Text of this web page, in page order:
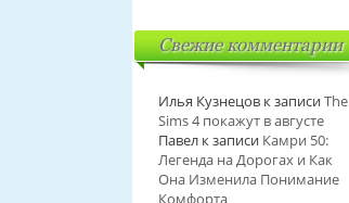
Свежие комментарии
Илья Кузнецов к записиThe
Sims 4 покажут в августе
Павел к записи Камри 50:
Легенда на Дорогах и Как
Она Изменила Понимание
Комфорта